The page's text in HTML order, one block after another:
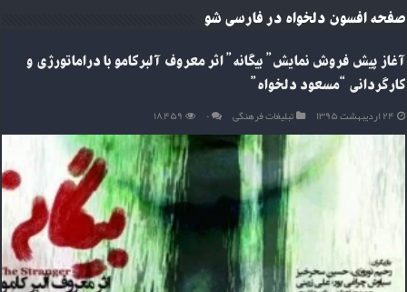
صفحهافسون دلخواه در فارسی شو
آغاز پیش فروش نمایش” بیگانه” اثر معروف آلبرکامو با دراماتورژی و
کارگردانی “مسعود دلخواه”
۲۴ اردیبهشت ۱۳۹۵ تبلیغات فرهنگی ۰ ۱۸,۴۵۹